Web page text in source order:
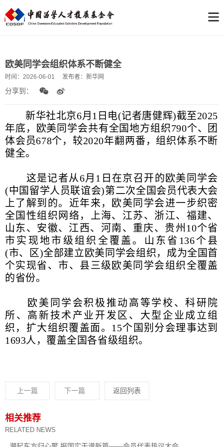
欧美同学会组织体系不断健全
时间： 2026-06-01 发布者： 新华网
分享到：
新华社北京6月1日电(记者唐健辉)截至2025
年底，欧美同学会共有全国地方组织790个、团
体会员678个，较2020年翻两番，组织体系不断
健全。
这是记者从6月1日在京召开的欧美同学会
(中国留学人员联谊会)第二次全国会员代表大会
上了解到的。近年来，欧美同学会进一步织密
全国性组织网络，上海、江苏、浙江、福建、
山东、安徽、江西、河南、重庆、贵州10个省
市实现地市级组织全覆盖。山东省136个县
(市、区)全部建立欧美同学会组织，成为全国首
个实现省、市、县三级欧美同学会组织全覆盖
的省份。
欧美同学会积极推动高等学校、科研院
所、高新技术产业开发区、大型企业成立组
织，扩大组织覆盖面。15个国别分会理事达到
1693人，覆盖全国各省级组织。
上一篇 下一篇 返回列表
相关推荐
RELATED NEWS